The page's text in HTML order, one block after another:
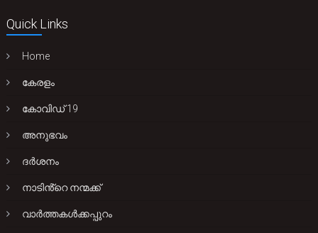
Quick Links
Home
കേരളം
കോവിഡ് 19
അനുഭവം
ദർശനം
നാടിൻ്റെ നന്മക്ക്
വാർത്തകൾക്കപ്പുറം